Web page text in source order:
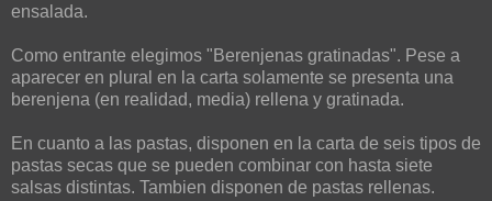
ensalada.
Como entrante elegimos "Berenjenas gratinadas". Pese a
aparecer en plural en la carta solamente se presenta una
berenjena (en realidad, media) rellena y gratinada.
En cuanto a las pastas, disponen en la carta de seis tipos de
pastas secas que se pueden combinar con hasta siete
salsas distintas. Tambien disponen de pastas rellenas.